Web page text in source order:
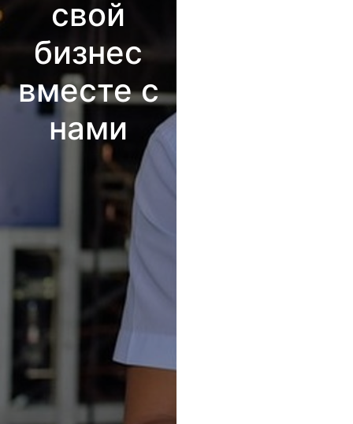
свой
бизнес
вместе с
нами